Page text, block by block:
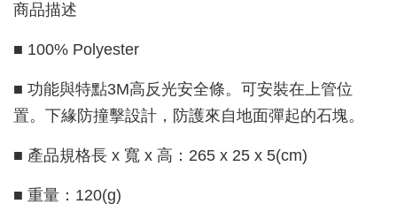
商品描述
■ 100% Polyester
■ 功能與特點3M高反光安全條。可安裝在上管位
置。下緣防撞擊設計，防護來自地面彈起的石塊。
■ 產品規格長 x 寬 x 高：265 x 25 x 5(cm)
■ 重量：120(g)